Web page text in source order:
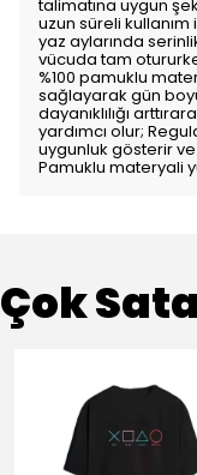
talimatına uygun
uzun süreli
yaz aylarında
vücuda tam
%100 pamuklu
sağlayarak gün
dayanıklılığı
yardımcı olur;
uygunluk gösterir ve
Pamuklu materyali
Çok